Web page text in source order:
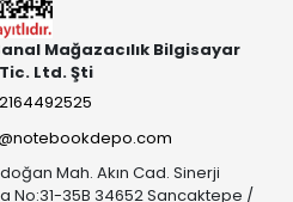
Mağazacılık Bilgisayar
Ltd. Şti
Mah. Akın Cad. Sinerji
No:31-35B 34652 Sancaktepe /